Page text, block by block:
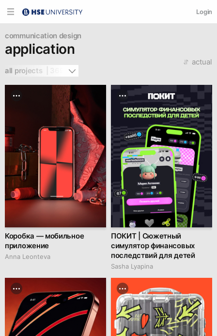
Login
communication design
application
all projects  | 369
actual
Коробка — мобильное
приложение
Anna Leonteva
ПОКИТ | Сюжетный
симулятор финансовых
последствий для детей
Sasha Lyapina